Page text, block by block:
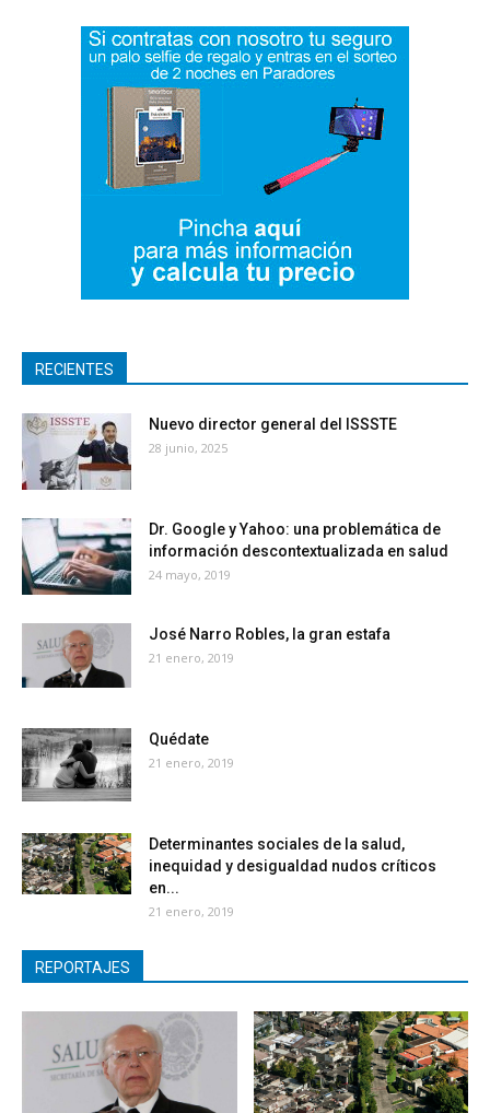
RECIENTES
Nuevo director general del ISSSTE
28 junio, 2025
Dr. Google y Yahoo: una problemática de
información descontextualizada en salud
24 mayo, 2019
José Narro Robles, la gran estafa
21 enero, 2019
Quédate
21 enero, 2019
Determinantes sociales de la salud,
inequidad y desigualdad nudos críticos
en...
21 enero, 2019
REPORTAJES